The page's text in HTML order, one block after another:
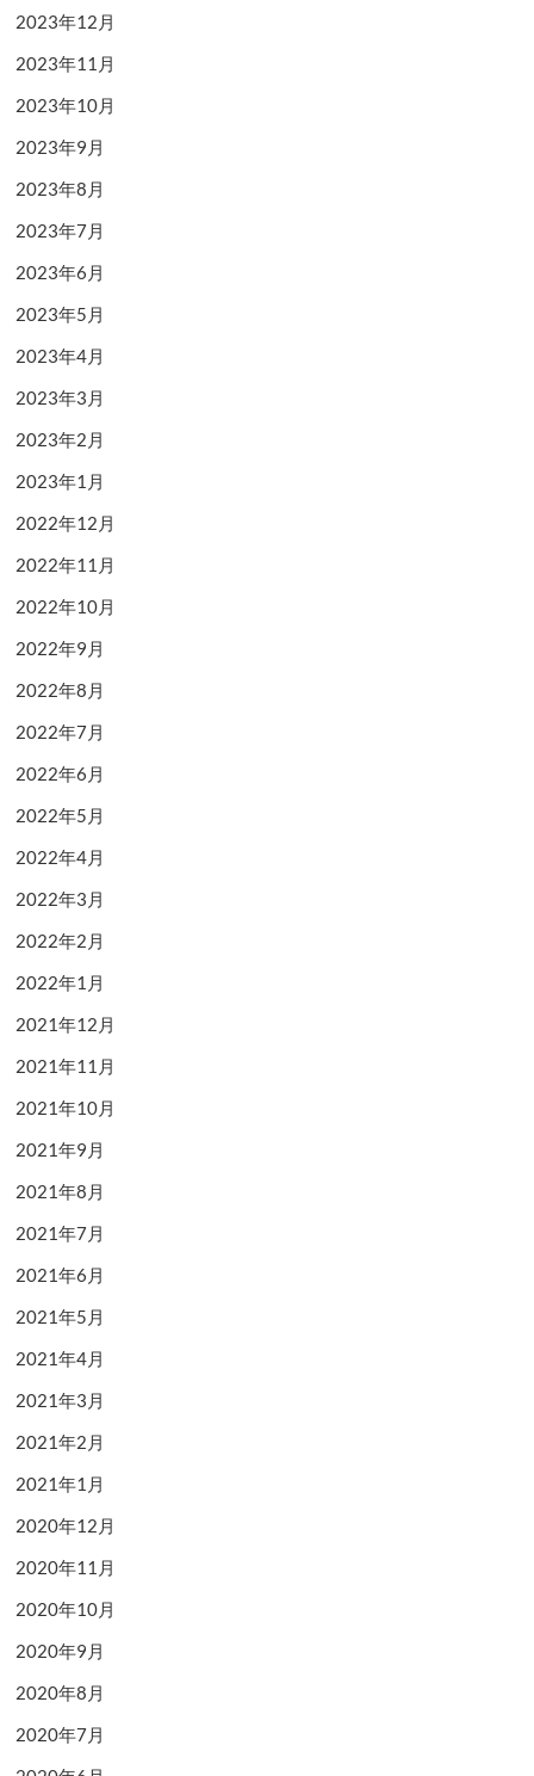
2023年12月
2023年11月
2023年10月
2023年9月
2023年8月
2023年7月
2023年6月
2023年5月
2023年4月
2023年3月
2023年2月
2023年1月
2022年12月
2022年11月
2022年10月
2022年9月
2022年8月
2022年7月
2022年6月
2022年5月
2022年4月
2022年3月
2022年2月
2022年1月
2021年12月
2021年11月
2021年10月
2021年9月
2021年8月
2021年7月
2021年6月
2021年5月
2021年4月
2021年3月
2021年2月
2021年1月
2020年12月
2020年11月
2020年10月
2020年9月
2020年8月
2020年7月